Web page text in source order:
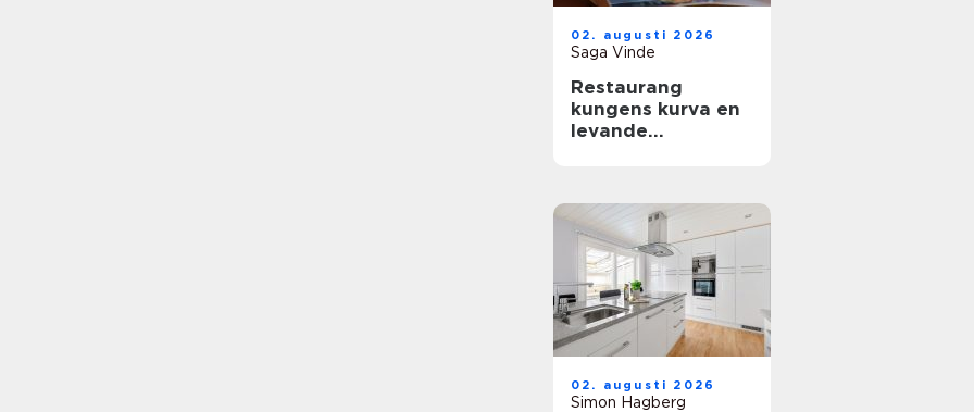
02. augusti 2026
Saga Vinde
Restaurang
kungens kurva en
levande
02. augusti 2026
Simon Hagberg